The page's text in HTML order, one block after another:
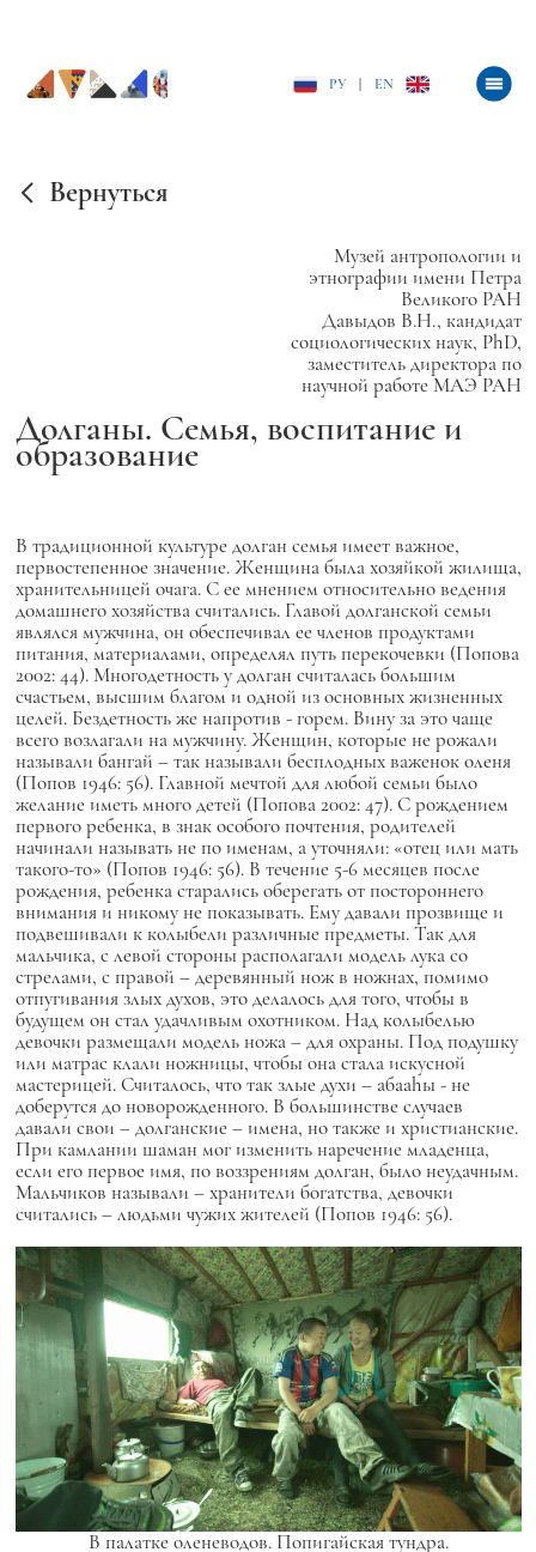
РУ EN
Вернуться
Музей антропологии и
этнографии имени Петра
Великого РАН
Давыдов В.Н., кандидат
социологических наук, PhD,
заместитель директора по
научной работе МАЭ РАН
Долганы. Семья, воспитание и
образование
В традиционной культуре долган семья имеет важное,
первостепенное значение. Женщина была хозяйкой жилища,
хранительницей очага. С ее мнением относительно ведения
домашнего хозяйства считались. Главой долганской семьи
являлся мужчина, он обеспечивал ее членов продуктами
питания, материалами, определял путь перекочевки (Попова
2002: 44). Многодетность у долган считалась большим
счастьем, высшим благом и одной из основных жизненных
целей. Бездетность же напротив - горем. Вину за это чаще
всего возлагали на мужчину. Женщин, которые не рожали
называли бангай – так называли бесплодных важенок оленя
(Попов 1946: 56). Главной мечтой для любой семьи было
желание иметь много детей (Попова 2002: 47). С рождением
первого ребенка, в знак особого почтения, родителей
начинали называть не по именам, а уточняли: «отец или мать
такого-то» (Попов 1946: 56). В течение 5-6 месяцев после
рождения, ребенка старались оберегать от постороннего
внимания и никому не показывать. Ему давали прозвище и
подвешивали к колыбели различные предметы. Так для
мальчика, с левой стороны располагали модель лука со
стрелами, с правой – деревянный нож в ножнах, помимо
отпугивания злых духов, это делалось для того, чтобы в
будущем он стал удачливым охотником. Над колыбелью
девочки размещали модель ножа – для охраны. Под подушку
или матрас клали ножницы, чтобы она стала искусной
мастерицей. Считалось, что так злые духи – абааhы - не
доберутся до новорожденного. В большинстве случаев
давали свои – долганские – имена, но также и христианские.
При камлании шаман мог изменить наречение младенца,
если его первое имя, по воззрениям долган, было неудачным.
Мальчиков называли – хранители богатства, девочки
считались – людьми чужих жителей (Попов 1946: 56).
В палатке оленеводов. Попигайская тундра.